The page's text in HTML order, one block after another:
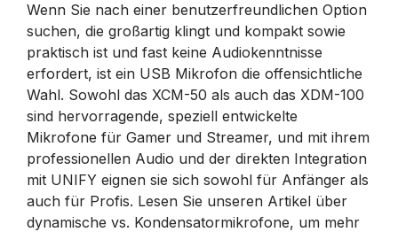
Wenn Sie nach einer benutzerfreundlichen Option
suchen, die großartig klingt und kompakt sowie
praktisch ist und fast keine Audiokenntnisse
erfordert, ist ein USB Mikrofon die offensichtliche
Wahl. Sowohl das XCM-50 als auch das XDM-100
sind hervorragende, speziell entwickelte
Mikrofone für Gamer und Streamer, und mit ihrem
professionellen Audio und der direkten Integration
mit UNIFY eignen sie sich sowohl für Anfänger als
auch für Profis. Lesen Sie unseren Artikel über
dynamische vs. Kondensatormikrofone, um mehr